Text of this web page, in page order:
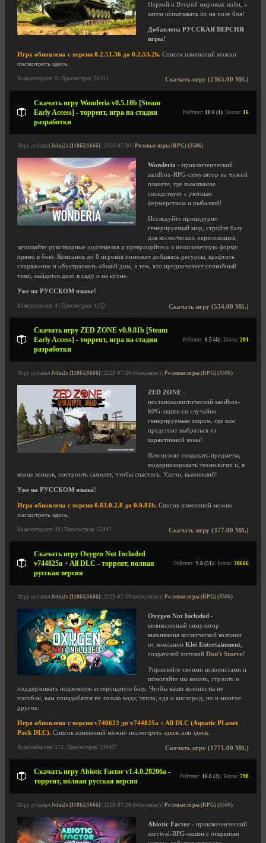
Первой и Второй мировых войн, а
затем испытывать их на поле боя!
Добавлена РУССКАЯ ВЕРСИЯ
игры!
Игра обновлена с версии 0.2.51.36 до 0.2.53.2b. Список изменений можно
посмотреть здесь
Скачать игру (2365.00 Мб.)
Комментариев: 6 | Просмотров: 56451
Скачать игру Wonderia v0.5.10b [Steam
Early Access] - торрент, игра на стадии
разработки
Рейтинг: 10.0 (1) | Баллы: 16
Игру добавил John2s [11865|1666] | 2026-07-30 | Ролевые игры (RPG) (3506)
Wonderia - приключенческий
sandbox-RPG-симулятор на чужой
планете, где выживание
соседствует с уютным
фермерством и рыбалкой!
Исследуйте процедурно
генерируемый мир, стройте базу
для космических переселенцев,
зачищайте рукотворные подземелья и превращайтесь в инопланетную форму
прямо в бою. Компания до 8 игроков поможет добывать ресурсы, крафтить
снаряжение и обустраивать общий дом, а тем, кто предпочитает спокойный
темп, найдётся дело в саду и на кухне.
Уже на РУССКОМ языке!
Скачать игру (534.00 Мб.)
Комментариев: 4 | Просмотров: 1152
Скачать игру ZED ZONE v0.9.81b [Steam
Early Access] - торрент, игра на стадии
разработки
Рейтинг: 6.5 (4) | Баллы: 201
Игру добавил John2s [11865|1666] | 2026-07-30 (обновлено) | Ролевые игры (RPG) (3506)
ZED ZONE -
постапокалиптический sandbox-
RPG-экшен со случайно
генерируемым миром, где вам
предстоит выбраться из
карантинной зоны!
Вам нужно создавать предметы,
модернизировать технологии и, в
конце концов, построить самолет, чтобы спастись. Удачи, выживший!
Уже на РУССКОМ языке!
Игра обновлена с версии 0.83.0.2.8 до 0.9.81b. Список изменений можно
посмотреть здесь
Скачать игру (377.00 Мб.)
Комментариев: 39 | Просмотров: 55447
Скачать игру Oxygen Not Included
v744825a + All DLC - торрент, полная
русская версия
Рейтинг: 9.8 (51) | Баллы: 20666
Игру добавил John2s [11865|1666] | 2026-07-29 (обновлено) | Ролевые игры (RPG) (3506)
Oxygen Not Included -
великолепный симулятор
выживания космической колонии
от компании Klei Entertainment
создателей хитовой Don't Starve!
Управляйте своими колонистами и
помогайте им копать, строить и
поддерживать подземную астероидную базу. Чтобы ваши колонисты не
погибли, вам понадобятся не только вода, тепло, еда и кислород, но и многое
другое.
Игра обновлена с версии v740622 до v744825a + All DLC (Aquatic PLanet
Pack DLC). Список изменений можно посмотреть здесь или здесь
Скачать игру (1771.00 Мб.)
Комментариев: 573 | Просмотров: 390437
Скачать игру Abiotic Factor v1.4.0.28206a -
торрент, полная русская версия
Рейтинг: 10.0 (2) | Баллы: 798
Игру добавил John2s [11865|1666] | 2026-07-28 (обновлено) | Ролевые игры (RPG) (3506)
Abiotic Factor - приключенческий
survival-RPG-экшен с открытым